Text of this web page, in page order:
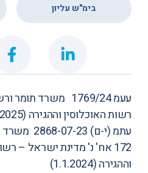
בימ"ש עליון
עעמ 1769/24 ‏ ‏ משרד
רשות האוכלוסין וההגירה (12.10.2025).
עתמ (י-ם)
172 אח' נ' מדינת ישראל –
וההגירה(1.1.2024)